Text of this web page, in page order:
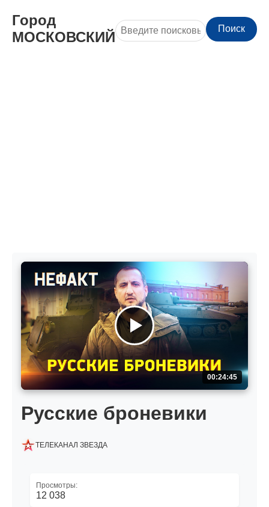
Город
МОСКОВСКИЙ
Поиск
00:24:45
Русские броневики
ТЕЛЕКАНАЛ ЗВЕЗДА
Просмотры:
12 038